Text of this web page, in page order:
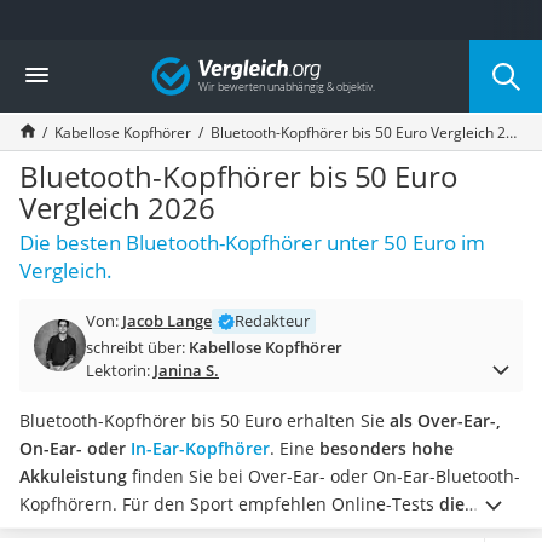
Die beliebtesten Vergleiche nach Kategorie
Elektronik
Powerstation
Monitor 32 Zoll 4K
Fernseher
Drucker
Desktop-PC
Monitor
Diascanner
Laser-Multifunktionsdrucker
Powerline-Adapter
Powerstation mit Solarpanel
Soundbar
17-Zoll-Laptop
Satellitenschüssel
Gaming-Headset
Schnurloses Telefon
Vergleich
Kabellose Kopfhörer Bluetooth-Kopfhörer bis 50 Euro Vergleich 2026
Bluetooth-Kopfhörer bis 50 Euro
Vergleich 2026
Die besten Bluetooth-Kopfhörer unter 50 Euro im
Vergleich.
Von: Jacob Lange
Redakteur
schreibt über: Kabellose Kopfhörer
Lektorin: Janina S.
Bluetooth-Kopfhörer bis 50 Euro erhalten Sie als Over-Ear-,
On-Ear- oder In-Ear-Kopfhörer. Eine besonders hohe
Akkuleistung finden Sie bei Over-Ear- oder On-Ear-Bluetooth-
Kopfhörern. Für den Sport empfehlen Online-Tests die
kleineren In-Ear-Bluetooth-Kopfhörer. Mitintegrierten